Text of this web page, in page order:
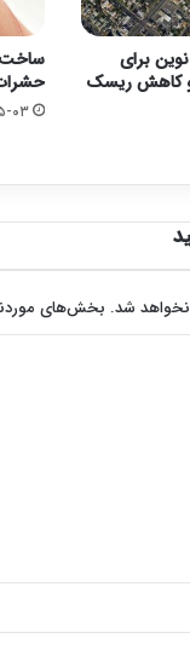
برای
کاهش ریسک
ساخت
نخواهد شد. بخش‌های